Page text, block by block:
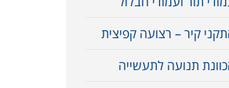
קיר – רצועה קפיצית
תנועה לתעשייה